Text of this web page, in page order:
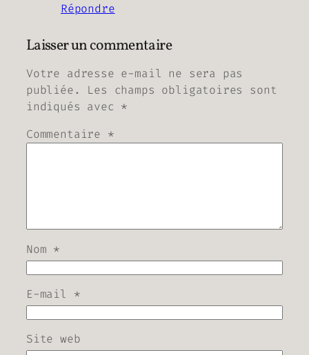
Répondre
Laisser un commentaire
Votre adresse e-mail ne sera pas
publiée.
Les champs obligatoires sont
indiqués avec *
Commentaire *
Nom *
E-mail *
Site web